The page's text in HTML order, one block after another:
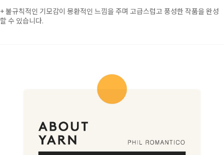
+불규칙적인 기모감이 몽환적인 느낌을 주며 고급스럽고 풍성한 작품을 완성
할 수 있습니다.